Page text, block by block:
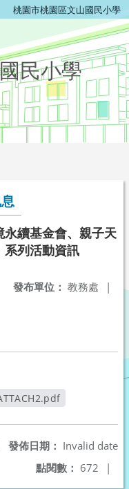
桃園市桃園區文山國民小學
民小學
續基金會、親子天
系列活動資訊
發布單位： 教務處 |
發佈日期： Invalid date
點閱數： 672 |